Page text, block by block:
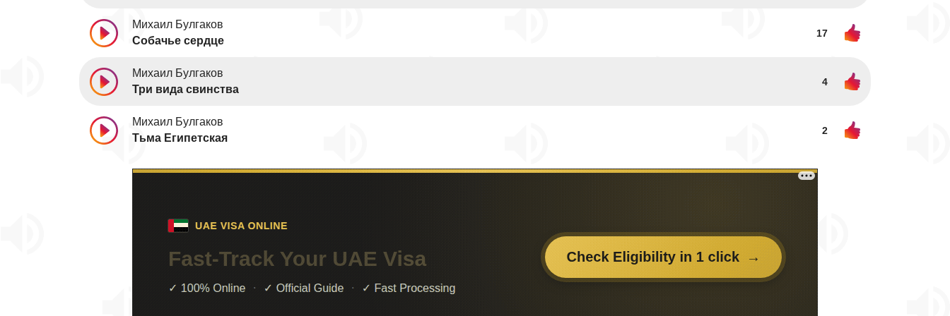
Михаил Булгаков
Собачье сердце
17
Михаил Булгаков
Три вида свинства
4
Михаил Булгаков
Тьма Египетская
2